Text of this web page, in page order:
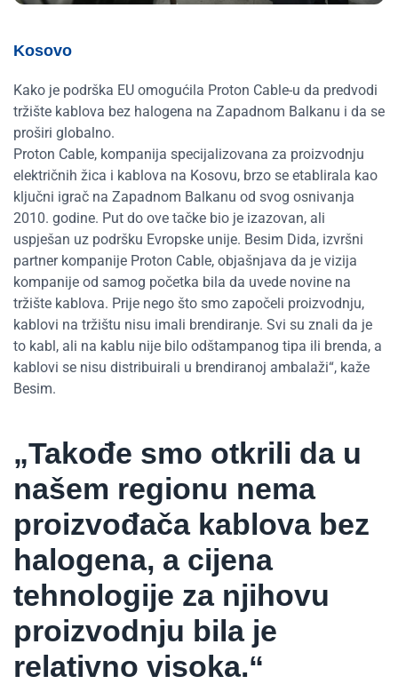
Kosovo
Kako je podrška EU omogućila Proton Cable-u da predvodi
tržište kablova bez halogena na Zapadnom Balkanu i da se
proširi globalno.
Proton Cable, kompanija specijalizovana za proizvodnju
električnih žica i kablova na Kosovu, brzo se etablirala kao
ključni igrač na Zapadnom Balkanu od svog osnivanja
2010. godine. Put do ove tačke bio je izazovan, ali
uspješan uz podršku Evropske unije. Besim Dida, izvršni
partner kompanije Proton Cable, objašnjava da je vizija
kompanije od samog početka bila da uvede novine na
tržište kablova. Prije nego što smo započeli proizvodnju,
kablovi na tržištu nisu imali brendiranje. Svi su znali da je
to kabl, ali na kablu nije bilo odštampanog tipa ili brenda, a
kablovi se nisu distribuirali u brendiranoj ambalaži“, kaže
Besim.
„Takođe smo otkrili da u
našem regionu nema
proizvođača kablova bez
halogena, a cijena
tehnologije za njihovu
proizvodnju bila je
relativno visoka.“